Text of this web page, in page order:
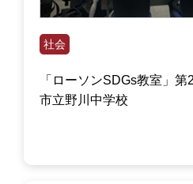
社会
「ローソンSDGs教室」
市立野川中学校